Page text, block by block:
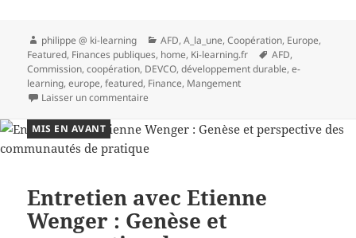
Auteur
philippe @ ki-learning Catégories
AFD,A_la_une,Coopération, Europe,
Featured, Finances publiques, home, Ki-learning.fr
Mots-
clés
AFD,
Commission,coopération, DEVCO,développement durable,e-
learning,europe,featured, Finance, Mangement
Laisser un commentaire
Entretien avec Etienne
Wenger : Genèse et
MIS EN AVANT